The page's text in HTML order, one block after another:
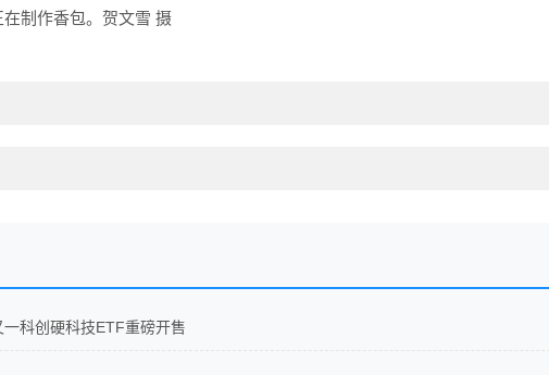
制作香包。贺文雪 摄
科创硬科技ETF重磅开售